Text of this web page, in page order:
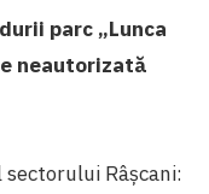
parc „Lunca
neautorizată
Râșcani: